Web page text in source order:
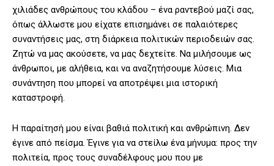
χιλιάδες ανθρώπους του κλάδου – ένα ραντεβού μαζί σας,
όπως άλλωστε μου είχατε επισημάνει σε παλαιότερες
συναντήσεις μας, στη διάρκεια πολιτικών περιοδειών σας.
Ζητώ να μας ακούσετε, να μας δεχτείτε. Να μιλήσουμε ως
άνθρωποι, με αλήθεια, και να αναζητήσουμε λύσεις. Μια
συνάντηση που μπορεί να αποτρέψει μια ιστορική
καταστροφή.
Η παραίτησή μου είναι βαθιά πολιτική και ανθρώπινη. Δεν
έγινε από πείσμα. Έγινε για να στείλω ένα μήνυμα: προς την
πολιτεία, προς τους συναδέλφους μου που με